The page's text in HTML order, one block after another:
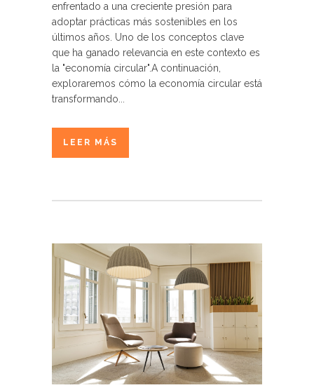
enfrentado a una creciente presión para
adoptar prácticas más sostenibles en los
últimos años. Uno de los conceptos clave
que ha ganado relevancia en este contexto es
la "economía circular".A continuación,
exploraremos cómo la economía circular está
transformando...
LEER MÁS